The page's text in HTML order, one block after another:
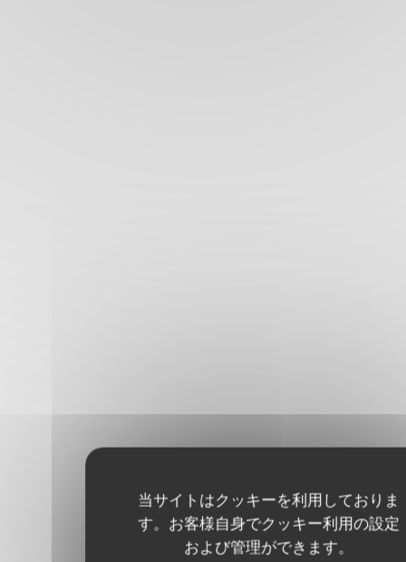
当サイトはクッキーを利用しておりま
す。お客様自身でクッキー利用の設定
および管理ができます。